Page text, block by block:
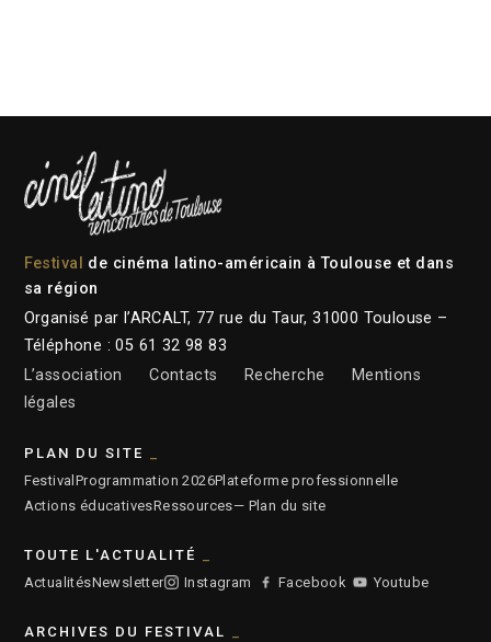
Festival
de cinéma latino-américain à Toulouse et dans
sa région
Organisé par l’ARCALT, 77 rue du Taur, 31000 Toulouse –
Téléphone : 05 61 32 98 83
L’association
Contacts Recherche
Mentions
légales
PLAN DU SITE
Festival Programmation 2026Plateforme professionnelle
Actions éducativesRessources— Plan du site
TOUTE L'ACTUALITÉ
ActualitésNewsletter Instagram Facebook Youtube
ARCHIVES DU FESTIVAL